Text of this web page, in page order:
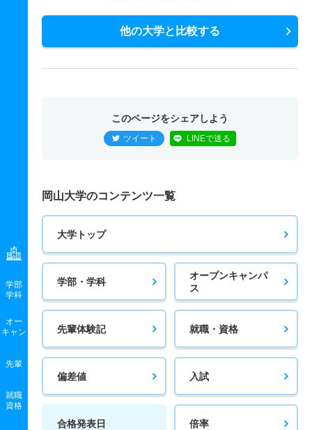
学部
学科
オー
キャン
先輩
就職
資格
他の大学と比較する
このページをシェアしよう
ツイート LINEで送る
岡山大学のコンテンツ一覧
大学トップ
学部・学科
オープンキャンパ
ス
先輩体験記 就職・資格
偏差値 入試
合格発表日 倍率